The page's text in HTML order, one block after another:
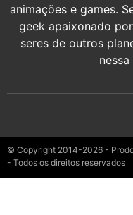
animações e games.
geek apaixonado
seres de outros
© Copyright 2014-2026 -
- Todos os direitos reservados